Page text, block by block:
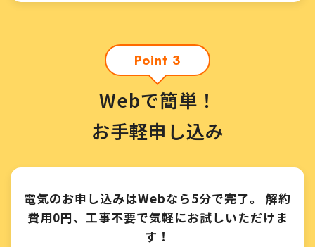
Point 3
Webで簡単！
お手軽申し込み
電気のお申し込みはWebなら5分で完了。
解約
費用0円、工事不要で気軽にお試しいただけま
す！